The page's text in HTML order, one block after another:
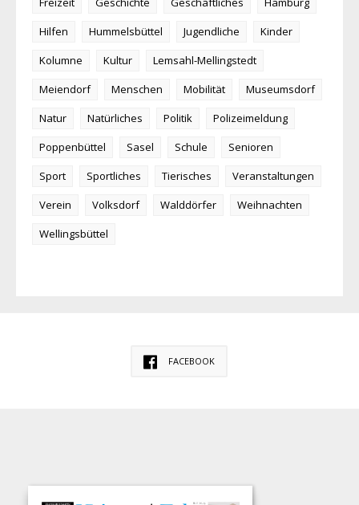
Hilfen
Hummelsbüttel Jugendliche
Kinder
Kolumne
Kultur
Lemsahl-Mellingstedt
Meiendorf
Menschen Mobilität
Museumsdorf
Natur
Natürliches Politik
Polizeimeldung
Poppenbüttel
Sasel Schule
Senioren
Sport
Sportliches Tierisches
Veranstaltungen
Verein
Volksdorf Walddörfer
Weihnachten
Wellingsbüttel
FACEBOOK